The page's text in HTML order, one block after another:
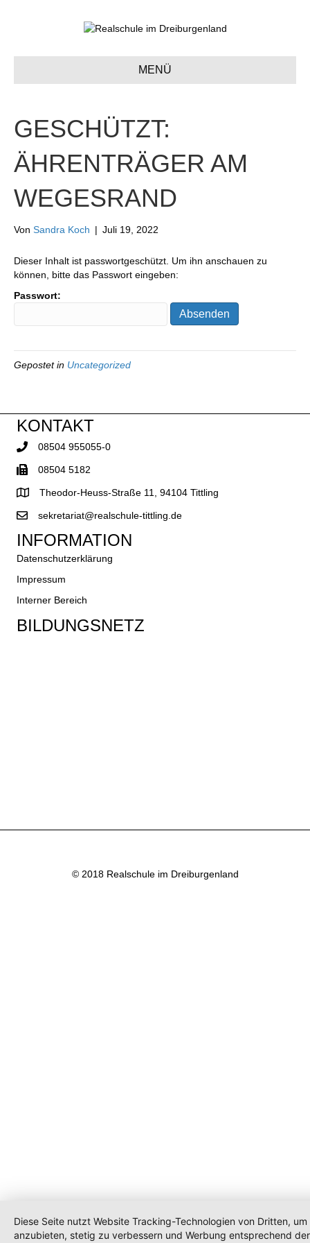
MENÜ
GESCHÜTZT:
ÄHRENTRÄGER AM
WEGESRAND
Von Sandra Koch | Juli 19, 2022
Dieser Inhalt ist passwortgeschützt. Um ihn anschauen zu
können, bitte das Passwort eingeben:
Passwort:
Gepostet in Uncategorized
KONTAKT
08504 955055-0
08504 5182
Theodor-Heuss-Straße 11, 94104 Tittling
sekretariat@realschule-tittling.de
INFORMATION
Datenschutzerklärung
Impressum
Interner Bereich
BILDUNGSNETZ
© 2018 Realschule im Dreiburgenland
Diese Seite nutzt Website Tracking-Technologien von Dritten, um
anzubieten, stetig zu verbessern und Werbung entsprechend